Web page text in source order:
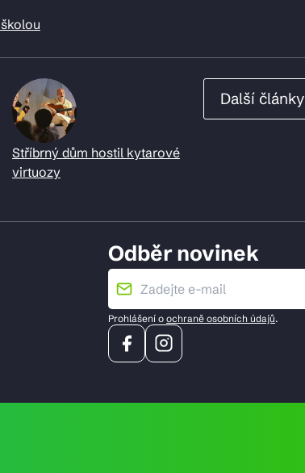
Stříbrný dům hostil kytarové
virtuozy
Další články
Odběr novinek
Prohlášení o ochraně osobních údajů.